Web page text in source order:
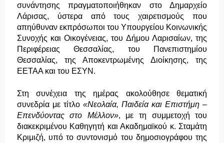
συνάντησης πραγματοποιήθηκαν στο Δημαρχείο
Λάρισας, ύστερα από τους χαιρετισμούς που
απηύθυναν εκπρόσωποι του Υπουργείου Κοινωνικής
Συνοχής και Οικογένειας, του Δήμου Λαρισαίων, της
Περιφέρειας Θεσσαλίας, του Πανεπιστημίου
Θεσσαλίας, της Αποκεντρωμένης Διοίκησης, της
ΕΕΤΑΑ και του ΕΣΥΝ.
Στη συνέχεια της ημέρας ακολούθησε θεματική
συνεδρία με τίτλο «Νεολαία, Παιδεία και Επιστήμη –
Επενδύοντας στο Μέλλον», με τη συμμετοχή του
διακεκριμένου Καθηγητή και Ακαδημαϊκού κ. Σταμάτη
Κριμιζή, υπό το συντονισμό του δημοσιογράφου της